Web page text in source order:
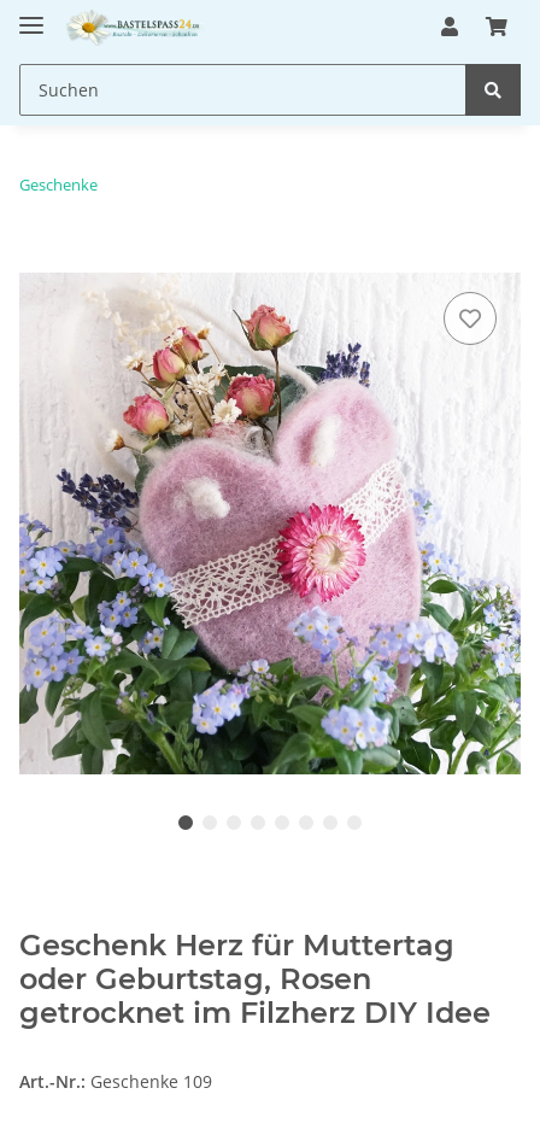
Geschenke
Geschenk Herz für Muttertag
oder Geburtstag, Rosen
getrocknet im Filzherz DIY Idee
Art.-Nr.: Geschenke 109